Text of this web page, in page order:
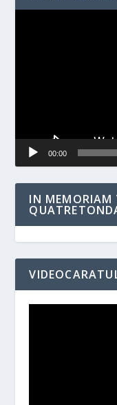
00:00
IN MEMORIAM